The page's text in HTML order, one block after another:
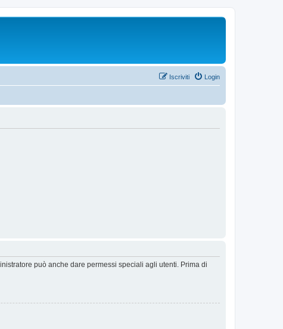
Login
Iscriviti
può anche dare permessi speciali agli utenti. Prima di